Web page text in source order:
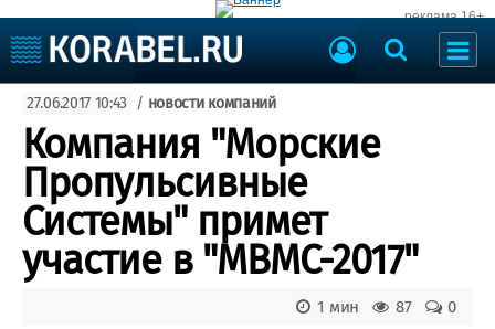
реклама 16+
Судоходство
Судоремонт
События
Пресс-релизы
Порты
Рыболовство
ВМФ
Яхты и катера
Еще
27.06.2017 10:43 / новости компаний
Компания "Морские
Пропульсивные
Системы" примет
участие в "МВМС-2017"
0
87
1 мин